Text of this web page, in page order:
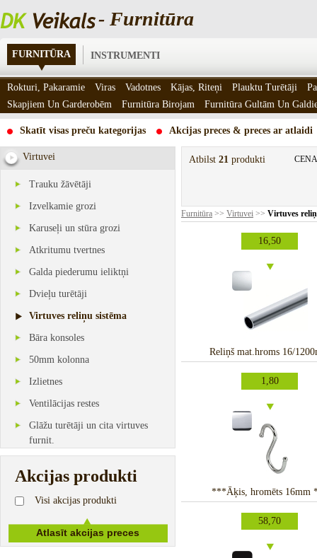
- Furnitūra
FURNITŪRA INSTRUMENTI
Skatīt visas preču kategorijas Akcijas preces & preces ar atlaidi
Virtuvei
Trauku žāvētāji
Izvelkamie grozi
Karuseļi un stūra grozi
Atkritumu tvertnes
Galda piederumu ieliktņi
Dvieļu turētāji
Virtuves reliņu sistēma
Bāra konsoles
50mm kolonna
Izlietnes
Ventilācijas restes
Glāžu turētāji un cita virtuves
furnit.
Akcijas produkti
Visi akcijas produkti
Atbilst 21 produkti
Furnitūra >> Virtuvei >> Virtuves
16,50
Reliņš mat.hroms 16/
1,80
***Āķis, hromēts 16mm
58,70
Rokturi, Pakaramie Viras Vadotnes Kājas, Riteņi Plauktu Turētāji
Skapjiem Un Garderobēm
Furnitūra Birojam Furnitūra Gultām Un